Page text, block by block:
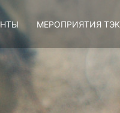
МЕРОПРИЯТИЯ ТЭК